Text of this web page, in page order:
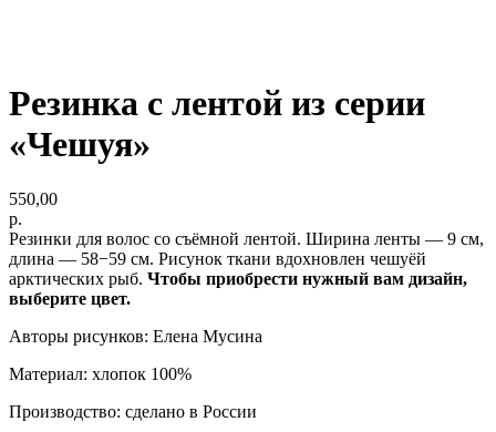
Резинка с лентой из серии
«Чешуя»
550,00
р.
Резинки для волос со съёмной лентой. Ширина ленты — 9 см,
длина — 58−59 см. Рисунок ткани вдохновлен чешуёй
арктических рыб. Чтобы приобрести нужный вам дизайн,
выберите цвет.
Авторы рисунков: Елена Мусина
Материал: хлопок 100%
Производство: сделано в России